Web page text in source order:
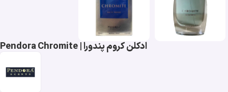
ادکلن کروم پندورا | Pendora Chromite